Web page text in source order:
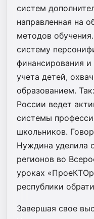
систем
направленная на
методов
систему
финансирования
учета детей,
образованием.
России ведет
системы
школьников.
Нуждина уделила
регионов во
уроках
республики
Завершая свое